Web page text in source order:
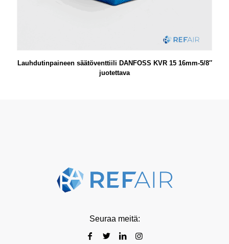
Lauhdutinpaineen säätöventtiili DANFOSS KVR 15 16mm-5/8″
juotettava
Seuraa meitä: